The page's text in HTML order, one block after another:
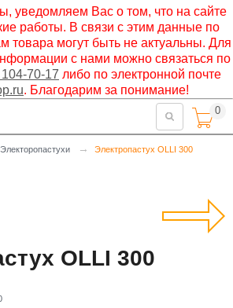
уведомляем Вас о том, что на сайте
работы. В связи с этим данные по
товара могут быть не актуальны. Для
с нами можно связаться по
70-17 либо по электронной почте
. Благодарим за понимание!
 0
Электоропастухи → Электропастух OLLI 300
OLLI 300